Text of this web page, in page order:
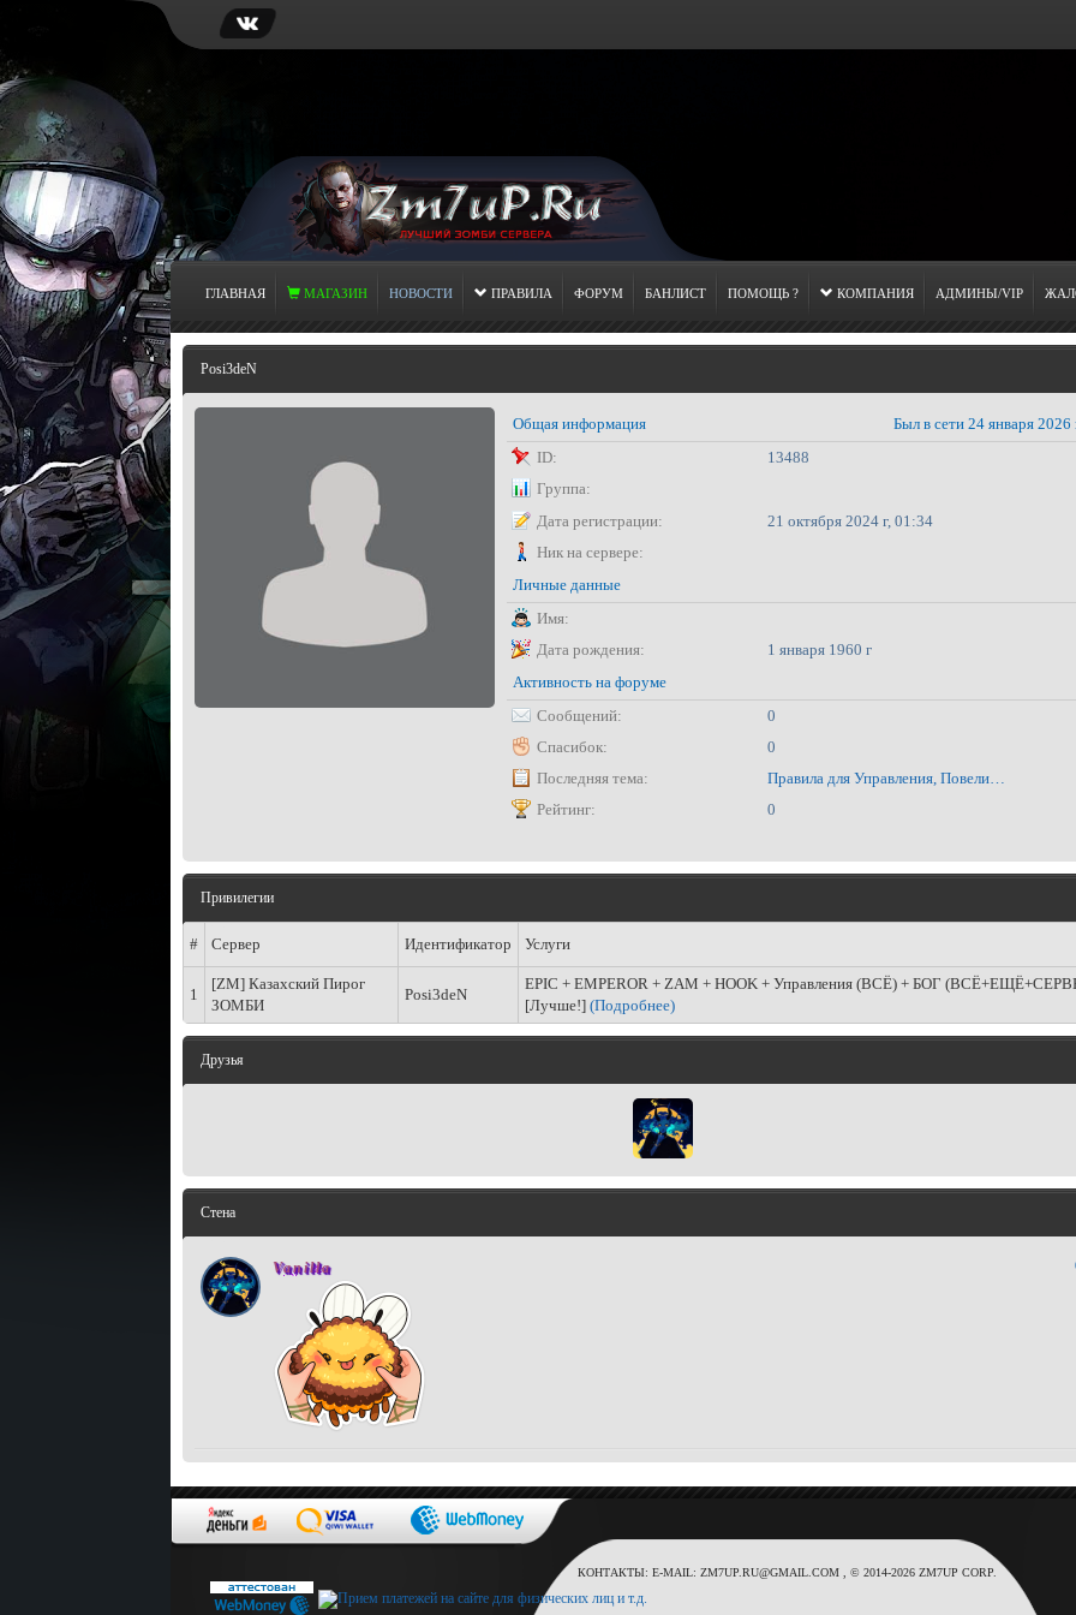
ГЛАВНАЯ МАГАЗИН НОВОСТИ ПРАВИЛА ФОРУМ БАНЛИСТ ПОМОЩЬ ? КОМПАНИЯ АДМИНЫ/VIP
Posi3deN
Общая информация
Был в сети 24 января 2026
ID:
13488
Группа:
Дата регистрации:
21 октября 2024 г, 01:34
Ник на сервере:
Личные данные
Имя:
Дата рождения:
1 января 1960 г
Активность на форуме
Сообщений:
0
Спасибок:
0
Последняя тема:
Правила для Управления, Повелителей, Богов.
Рейтинг:
0
Привилегии
# Сервер Идентификатор Услуги
1
[ZM] Казахский Пирог
ЗОМБИ
Posi3deN
EPIC + EMPEROR + ZAM + HOOK + Управления (ВСЁ) + БОГ
[Лучше!] (Подробнее)
Друзья
Стена
Vanilla
КОНТАКТЫ: E-MAIL: ZM7UP.RU@GMAIL.COM , © 2014-2026 ZM7UP CORP.